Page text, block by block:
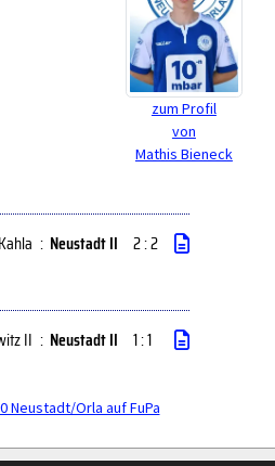
zum Profil
von
Mathis Bieneck
: Neustadt II 2 : 2
II : Neustadt II 1 : 1
Neustadt/Orla auf FuPa